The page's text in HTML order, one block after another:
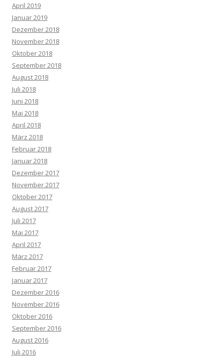
April 2019
Januar 2019
Dezember 2018
November 2018
Oktober 2018
September 2018
August 2018
Juli 2018
Juni 2018
Mai 2018
April 2018
März 2018
Februar 2018
Januar 2018
Dezember 2017
November 2017
Oktober 2017
August 2017
Juli 2017
Mai 2017
April 2017
März 2017
Februar 2017
Januar 2017
Dezember 2016
November 2016
Oktober 2016
September 2016
August 2016
Juli 2016